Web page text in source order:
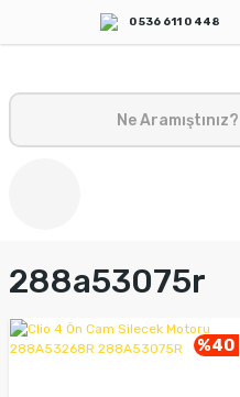
0 536 611 0 448
288a53075r
%40